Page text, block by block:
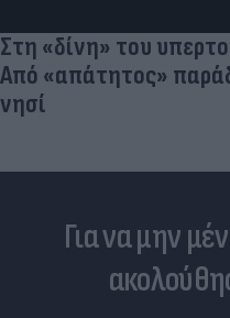
Για να μην